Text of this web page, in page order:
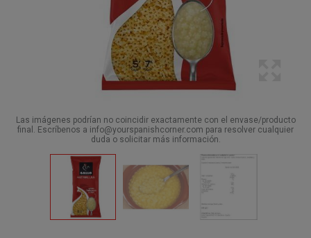
Las imágenes podrían no coincidir exactamente con el envase/producto
final. Escríbenos a info@yourspanishcorner.com para resolver cualquier
duda o solicitar más información.